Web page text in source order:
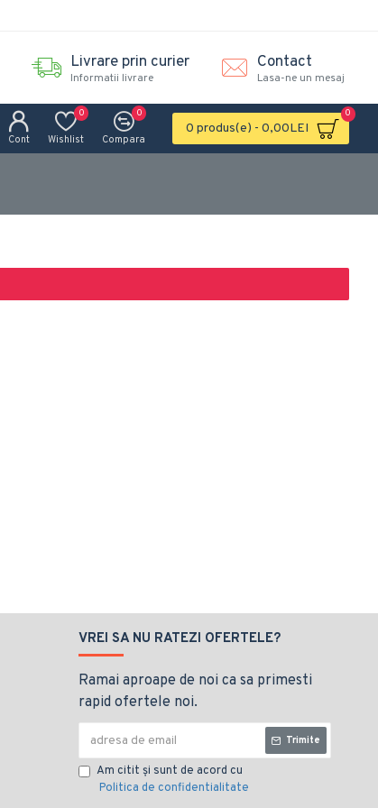
Livrare prin curier
Informatii livrare
Contact
Lasa-ne un mesaj
Cont Wishlist
0
Compara
0
0 produs(e) - 0,00LEI
0
VREI SA NU RATEZI OFERTELE?
Ramai aproape de noi ca sa primesti
rapid ofertele noi.
Trimite
Am citit şi sunt de acord cu
Politica de confidentialitate